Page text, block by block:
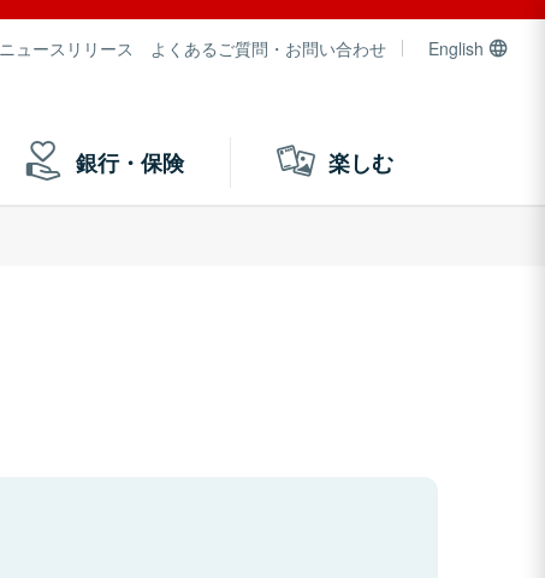
ニュースリリース よくあるご質問・お問い合わせ English
銀行・保険 楽しむ